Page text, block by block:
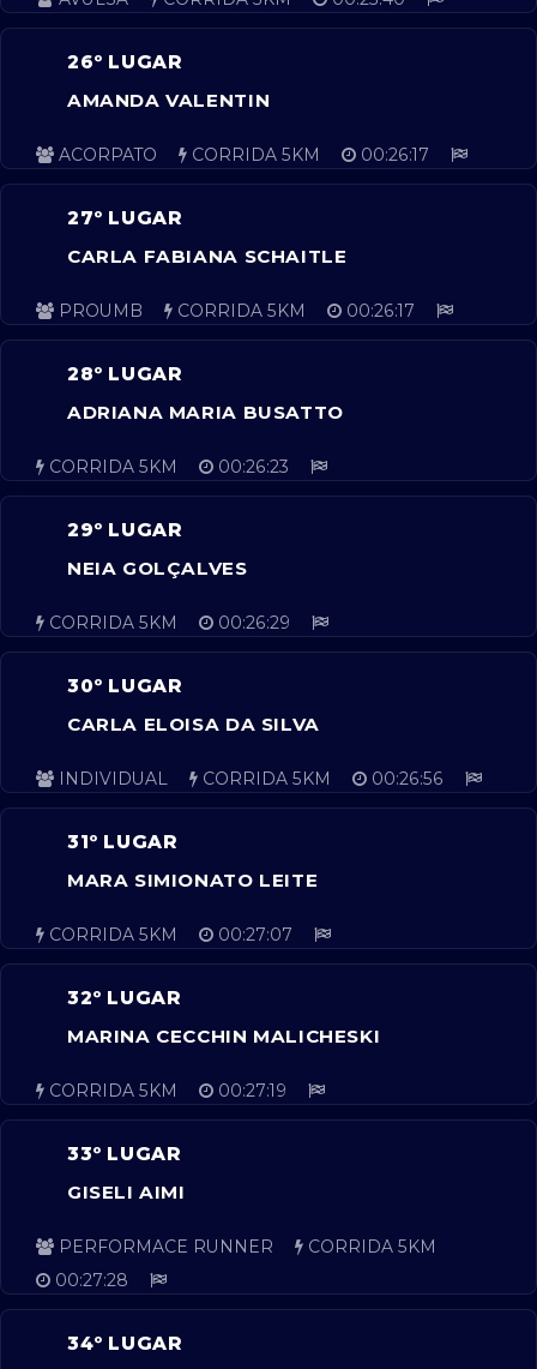
26º LUGAR
AMANDA VALENTIN
ACORPATO CORRIDA 5KM 00:26:17
27º LUGAR
CARLA FABIANA SCHAITLE
PROUMB CORRIDA 5KM 00:26:17
28º LUGAR
ADRIANA MARIA BUSATTO
CORRIDA 5KM 00:26:23
29º LUGAR
NEIA GOLÇALVES
CORRIDA 5KM 00:26:29
30º LUGAR
CARLA ELOISA DA SILVA
INDIVIDUAL CORRIDA 5KM 00:26:56
31º LUGAR
MARA SIMIONATO LEITE
CORRIDA 5KM 00:27:07
32º LUGAR
MARINA CECCHIN MALICHESKI
CORRIDA 5KM 00:27:19
33º LUGAR
GISELI AIMI
PERFORMACE RUNNER
CORRIDA 5KM
00:27:28
34º LUGAR